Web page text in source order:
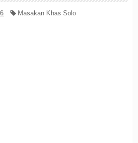
Masakan Khas Solo